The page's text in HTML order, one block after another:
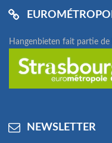
Hangenbieten fait partie
NEWSLETTER